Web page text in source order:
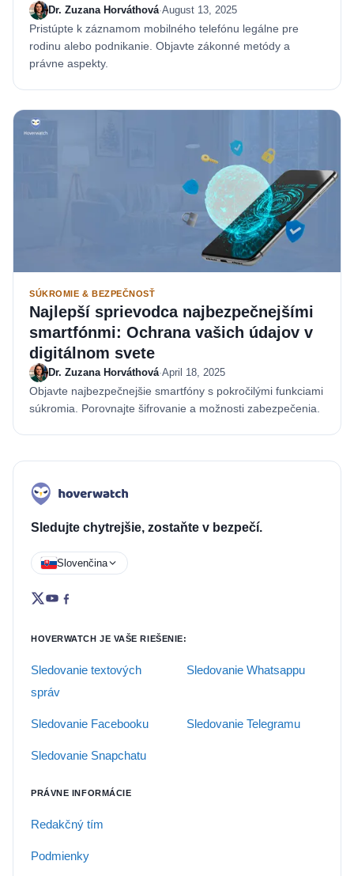
Dr. Zuzana Horváthová·August 13, 2025
Pristúpte k záznamom mobilného telefónu legálne pre
rodinu alebo podnikanie. Objavte zákonné metódy a
právne aspekty.
SÚKROMIE & BEZPEČNOSŤ
Najlepší sprievodca najbezpečnejšími
smartfónmi: Ochrana vašich údajov v
digitálnom svete
Dr. Zuzana Horváthová·April 18, 2025
Objavte najbezpečnejšie smartfóny s pokročilými funkciami
súkromia. Porovnajte šifrovanie a možnosti zabezpečenia.
Sledujte chytrejšie, zostaňte v bezpečí.
Slovenčina
HOVERWATCH JE VAŠE RIEŠENIE:
Sledovanie textových
správ
Sledovanie Whatsappu
Sledovanie Facebooku Sledovanie Telegramu
Sledovanie Snapchatu
PRÁVNE INFORMÁCIE
Redakčný tím
Podmienky